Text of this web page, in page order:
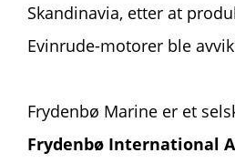
Skandinavia, etter at
Evinrude-motorer ble
Frydenbø Marine er et
Frydenbø International